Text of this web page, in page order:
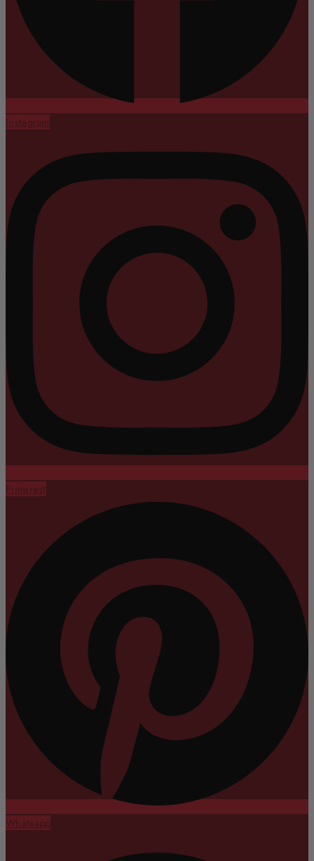
Instagram
Pinterest
Whatsapp